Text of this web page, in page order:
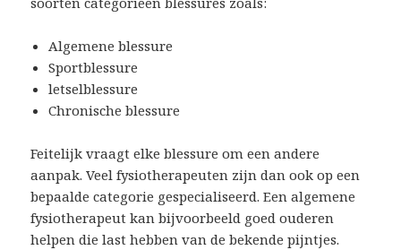
Algemene blessure
Sportblessure
letselblessure
Chronische blessure
Feitelijk vraagt elke blessure om een andere
aanpak. Veel fysiotherapeuten zijn dan ook op een
bepaalde categorie gespecialiseerd. Een algemene
fysiotherapeut kan bijvoorbeeld goed ouderen
helpen die last hebben van de bekende pijntjes.